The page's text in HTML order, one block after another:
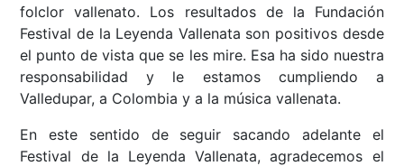
folclor vallenato. Los resultados de la Fundación
Festival de la Leyenda Vallenata son positivos desde
el punto de vista que se les mire. Esa ha sido nuestra
responsabilidad y le estamos cumpliendo a
Valledupar, a Colombia y a la música vallenata.
En este sentido de seguir sacando adelante el
Festival de la Leyenda Vallenata, agradecemos el